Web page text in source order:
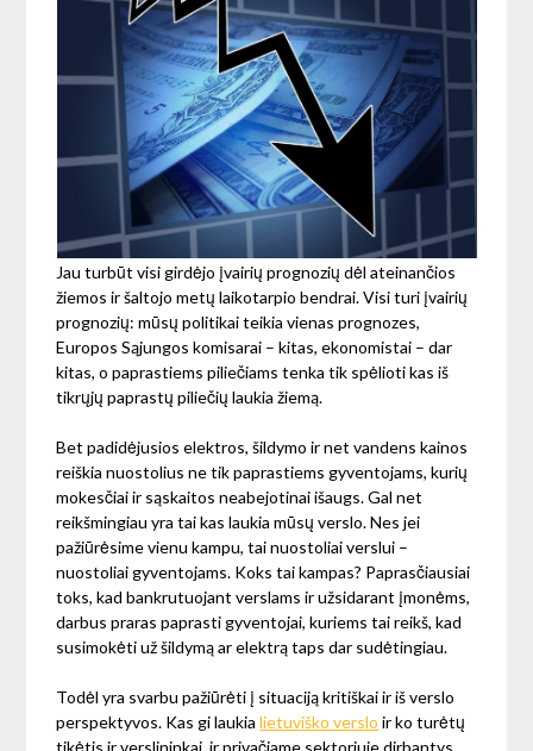
Jau turbūt visi girdėjo įvairių prognozių dėl ateinančios
žiemos ir šaltojo metų laikotarpio bendrai. Visi turi įvairių
prognozių: mūsų politikai teikia vienas prognozes,
Europos Sąjungos komisarai – kitas, ekonomistai – dar
kitas, o paprastiems piliečiams tenka tik spėlioti kas iš
tikrųjų paprastų piliečių laukia žiemą.
Bet padidėjusios elektros, šildymo ir net vandens kainos
reiškia nuostolius ne tik paprastiems gyventojams, kurių
mokesčiai ir sąskaitos neabejotinai išaugs. Gal net
reikšmingiau yra tai kas laukia mūsų verslo. Nes jei
pažiūrėsime vienu kampu, tai nuostoliai verslui –
nuostoliai gyventojams. Koks tai kampas? Paprasčiausiai
toks, kad bankrutuojant verslams ir užsidarant įmonėms,
darbus praras paprasti gyventojai, kuriems tai reikš, kad
susimokėti už šildymą ar elektrą taps dar sudėtingiau.
Todėl yra svarbu pažiūrėti į situaciją kritiškai ir iš verslo
perspektyvos. Kas gi laukialietuviško verslo ir ko turėtų
tikėtis ir verslininkai, ir privačiame sektoriuje dirbantys